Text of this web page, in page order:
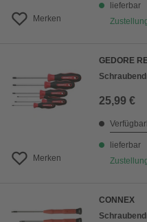
Merken
lieferbar
Merken
GEDORE
25,99 €
lieferbar
CONNEX